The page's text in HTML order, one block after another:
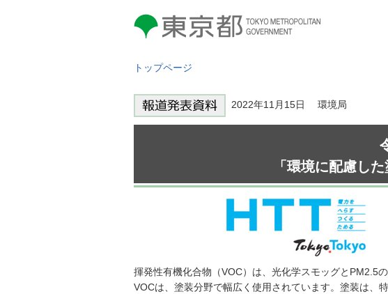
東京都 TOKYO METROPOLITAN
GOVERNMENT
トップページ
2022年11月15日 環境局
「環境に配慮し
揮発性有機化合物（VOC）は、光化学スモッグとPM2.5
VOCは、塗装分野で幅広く使用されています。塗装は、